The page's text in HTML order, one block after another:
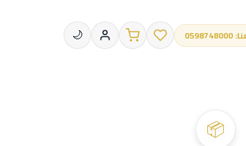
🌙
📦